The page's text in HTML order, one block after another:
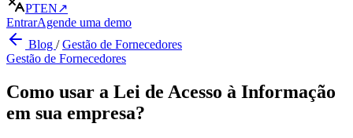
PTEN↗
EntrarAgende uma demo
Blog /Gestão de Fornecedores
Gestão de Fornecedores
Como usar a Lei de Acesso à Informação
em sua empresa?